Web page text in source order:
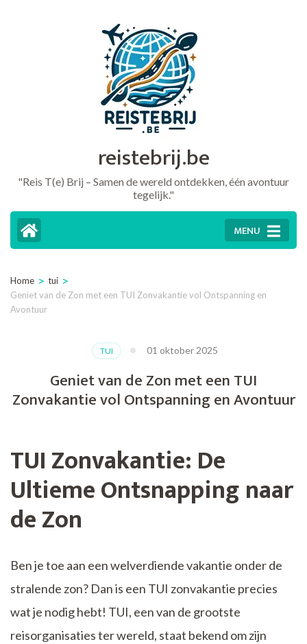
reistebrij.be
"Reis T(e) Brij – Samen de wereld ontdekken, één avontuur
tegelijk."
MENU
Home > tui >
Geniet van de Zon met een TUI Zonvakantie vol Ontspanning en
Avontuur
TUI 01 oktober 2025
Geniet van de Zon met een TUI
Zonvakantie vol Ontspanning en Avontuur
TUI Zonvakantie: De
Ultieme Ontsnapping naar
de Zon
Ben je toe aan een welverdiende vakantie onder de
stralende zon? Dan is een TUI zonvakantie precies
wat je nodig hebt! TUI, een van de grootste
reisorganisaties ter wereld, staat bekend om zijn